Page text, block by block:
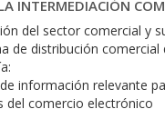
INTERMEDIACIÓN
del sector comercial y
de distribución comercial
información relevante
del comercio electrónico